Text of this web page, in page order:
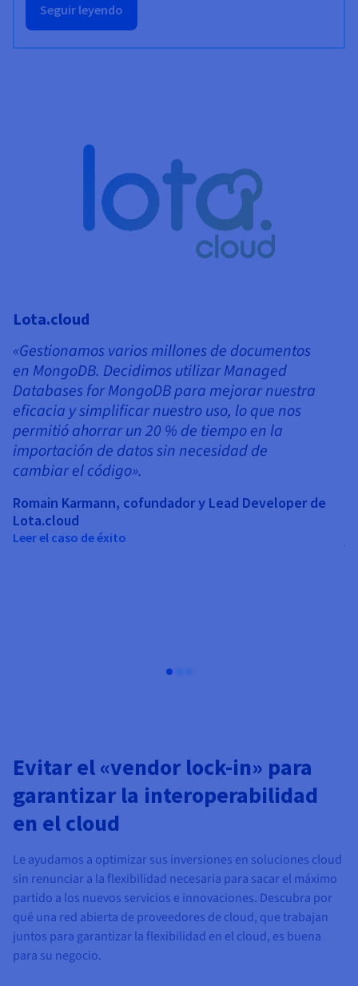
Seguir leyendo
Lota.cloud
«Gestionamos varios millones de documentos
en MongoDB. Decidimos utilizar Managed
Databases for MongoDB para mejorar nuestra
eficacia y simplificar nuestro uso, lo que nos
permitió ahorrar un 20 % de tiempo en la
importación de datos sin necesidad de
cambiar el código».
Romain Karmann, cofundador y Lead Developer de
Lota.cloud
Leer el caso de éxito
Evitar el «vendor lock-in» para
garantizar la interoperabilidad
en el cloud
Le ayudamos a optimizar sus inversiones en soluciones cloud
sin renunciar a la flexibilidad necesaria para sacar el máximo
partido a los nuevos servicios e innovaciones. Descubra por
qué una red abierta de proveedores de cloud, que trabajan
juntos para garantizar la flexibilidad en el cloud, es buena
para su negocio.